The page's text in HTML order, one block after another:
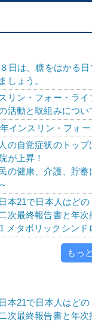
日は、糖をはかる
しょう。
リン・フォー・ラ
活動と取組みにつ
インスリン・フォ
の自覚症状のトッ
が上昇！
の健康、介護、貯
本21で日本人はど
次最終報告書と年次
メタボリックシン
もっ
本21で日本人はど
次最終報告書と年次